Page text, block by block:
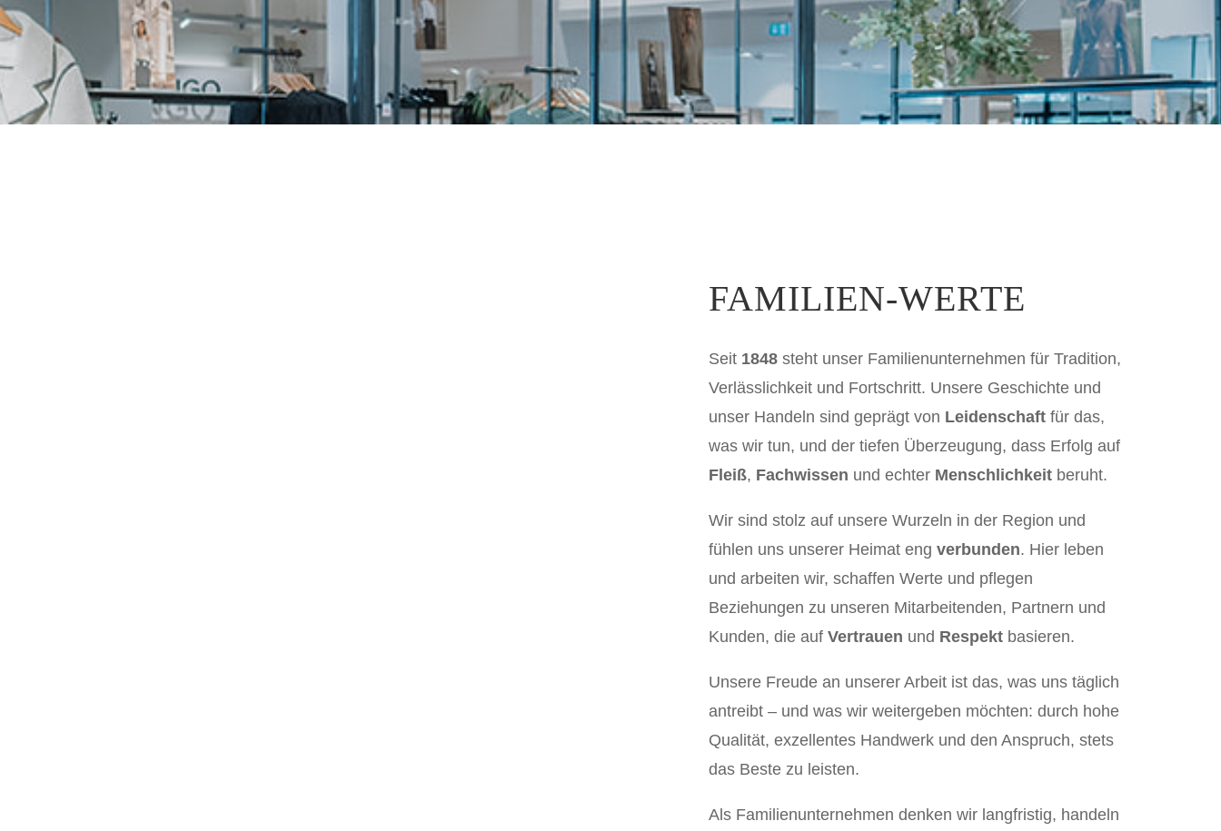
FAMILIEN-WERTE
Seit 1848steht unser Familienunternehmen für Tradition,
Verlässlichkeit und Fortschritt. Unsere Geschichte und
unser Handeln sind geprägt von Leidenschaftfür das,
was wir tun, und der tiefen Überzeugung, dass Erfolg auf
Fleiß, Fachwissen und echter Menschlichkeitberuht.
Wir sind stolz auf unsere Wurzeln in der Region und
fühlen uns unserer Heimat eng verbunden. Hier leben
und arbeiten wir, schaffen Werte und pflegen
Beziehungen zu unseren Mitarbeitenden, Partnern und
Kunden, die auf Vertrauen und Respektbasieren.
Unsere Freude an unserer Arbeit ist das, was uns täglich
antreibt – und was wir weitergeben möchten: durch hohe
Qualität, exzellentes Handwerk und den Anspruch, stets
das Beste zu leisten.
Als Familienunternehmen denken wir langfristig, handeln